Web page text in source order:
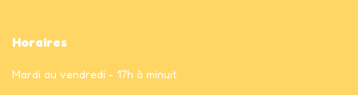
Horaires
Mardi au vendredi - 17h à minuit